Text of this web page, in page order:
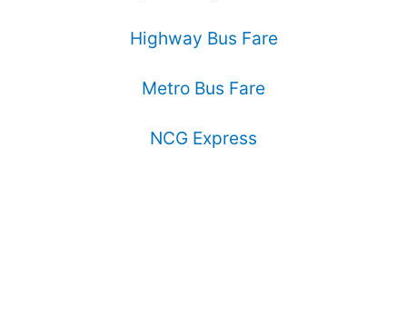
Highway Bus Fare
Metro Bus Fare
NCG Express